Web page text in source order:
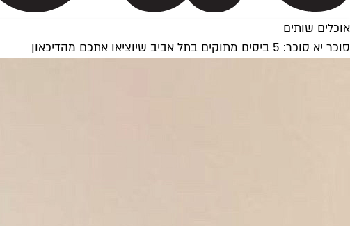
אוכלים שותים
סוכר יא סוכר: 5 ביסים מתוקים בתל אביב שיוציאו אתכם מהדיכאון